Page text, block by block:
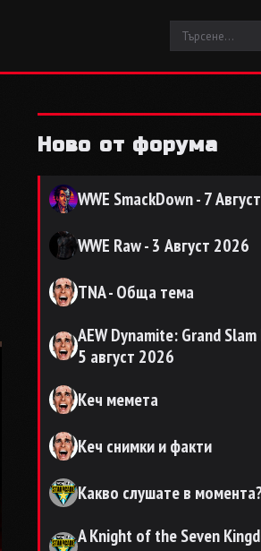
Ново от форума
WWE SmackDown - 7
WWE Raw - 3 Август 2026
TNA - Обща тема
AEW Dynamite: Grand
5 август 2026
Кеч мемета
Кеч снимки и факти
Какво слушате в
A Knight of the Seven